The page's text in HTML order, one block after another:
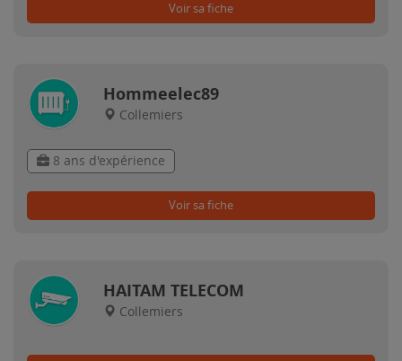
Voir sa fiche
Hommeelec89
Collemiers
8 ans d'expérience
Voir sa fiche
HAITAM TELECOM
Collemiers